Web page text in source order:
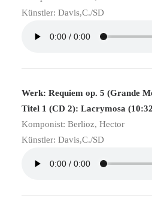
Künstler: Davis,C./SD
Werk: Requiem op. 5 (Grande
Titel 1 (CD 2): Lacrymosa
Komponist: Berlioz, Hector
Künstler: Davis,C./SD